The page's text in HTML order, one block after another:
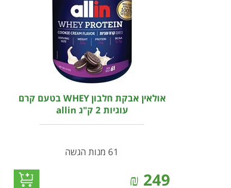
אולאין אבקת חלבון WHEY בטעם קרם
עוגיות 2 ק"ג allin
61 מנות הגשה
249
₪